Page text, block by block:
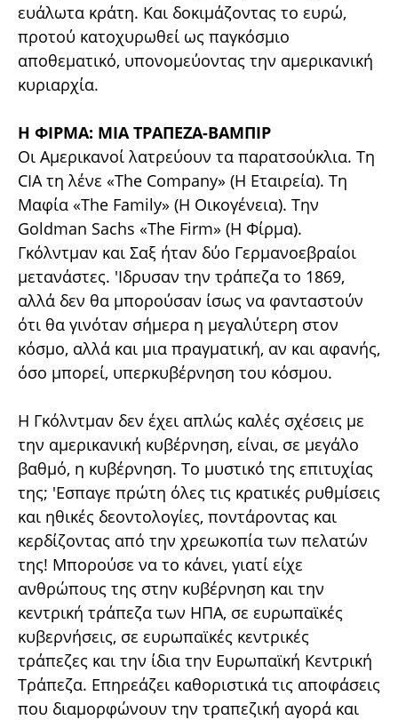
ευάλωτα κράτη. Και δοκιμάζοντας το ευρώ,
προτού κατοχυρωθεί ως παγκόσμιο
αποθεματικό, υπονομεύοντας την αμερικανική
κυριαρχία.
Η ΦΙΡΜΑ: ΜΙΑ ΤΡΑΠΕΖΑ-ΒΑΜΠΙΡ
Οι Αμερικανοί λατρεύουν τα παρατσούκλια. Τη
CIA τη λένε «The Company» (H Εταιρεία). Τη
Μαφία «The Family» (Η Οικογένεια). Την
Goldman Sachs «The Firm» (Η Φίρμα).
Γκόλντμαν και Σαξ ήταν δύο Γερμανοεβραίοι
μετανάστες. 'Ιδρυσαν την τράπεζα το 1869,
αλλά δεν θα μπορούσαν ίσως να φανταστούν
ότι θα γινόταν σήμερα η μεγαλύτερη στον
κόσμο, αλλά και μια πραγματική, αν και αφανής,
όσο μπορεί, υπερκυβέρνηση του κόσμου.
Η Γκόλντμαν δεν έχει απλώς καλές σχέσεις με
την αμερικανική κυβέρνηση, είναι, σε μεγάλο
βαθμό, η κυβέρνηση. Το μυστικό της επιτυχίας
της; 'Εσπαγε πρώτη όλες τις κρατικές ρυθμίσεις
και ηθικές δεοντολογίες, ποντάροντας και
κερδίζοντας από την χρεωκοπία των πελατών
της! Μπορούσε να το κάνει, γιατί είχε
ανθρώπους της στην κυβέρνηση και την
κεντρική τράπεζα των ΗΠΑ, σε ευρωπαϊκές
κυβερνήσεις, σε ευρωπαϊκές κεντρικές
τράπεζες και την ίδια την Ευρωπαϊκή Κεντρική
Τράπεζα. Επηρεάζει καθοριστικά τις αποφάσεις
που διαμορφώνουν την τραπεζική αγορά και